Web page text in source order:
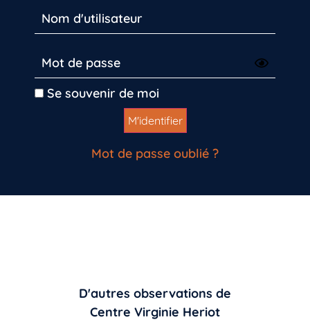
Se souvenir de moi
Mot de passe oublié ?
D'autres observations de
Centre Virginie Heriot